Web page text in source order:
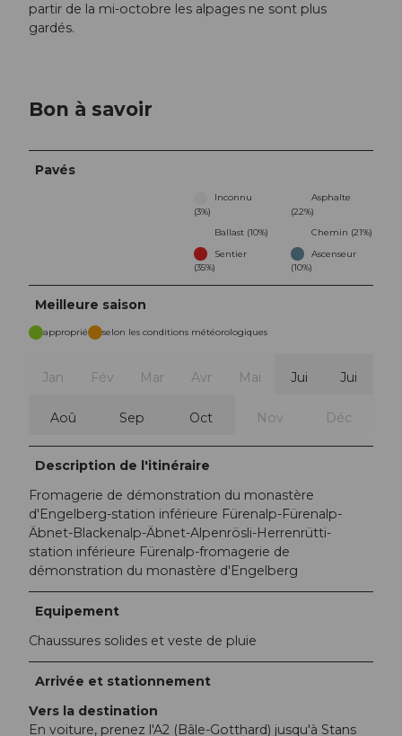
partir de la mi-octobre les alpages ne sont plus
gardés.
Bon à savoir
Pavés
Inconnu
(3%)
Asphalte
(22%)
Ballast (10%)
Chemin (21%)
Sentier
(35%)
Ascenseur
(10%)
Meilleure saison
approprié selon les conditions météorologiques
Jan Fév Mar Avr Mai Jui Jui
Aoû Sep Oct Nov Déc
Description de l'itinéraire
Fromagerie de démonstration du monastère
d'Engelberg-station inférieure Fürenalp-Fürenalp-
Äbnet-Blackenalp-Äbnet-Alpenrösli-Herrenrütti-
station inférieure Fürenalp-fromagerie de
démonstration du monastère d'Engelberg
Equipement
Chaussures solides et veste de pluie
Arrivée et stationnement
Vers la destination
En voiture, prenez l'A2 (Bâle-Gotthard) jusqu'à Stans